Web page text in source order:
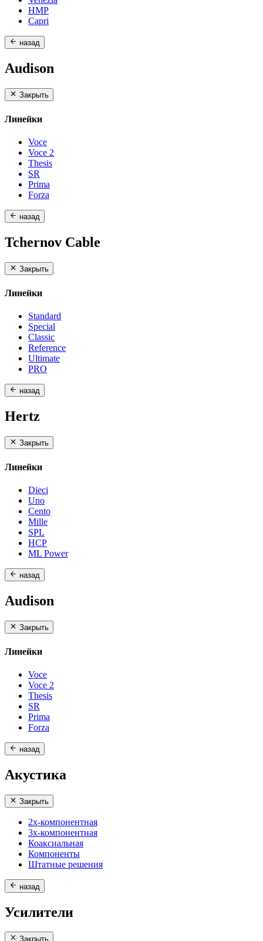
HMP
Capri
назад
Audison
Закрыть
Линейки
Voce
Voce 2
Thesis
SR
Prima
Forza
назад
Tchernov Cable
Закрыть
Линейки
Standard
Special
Classic
Reference
Ultimate
PRO
назад
Hertz
Закрыть
Линейки
Dieci
Uno
Cento
Mille
SPL
HCP
ML Power
назад
Audison
Закрыть
Линейки
Voce
Voce 2
Thesis
SR
Prima
Forza
назад
Акустика
Закрыть
2х-компонентная
3х-компонентная
Коаксиальная
Компоненты
Штатные решения
назад
Усилители
Закрыть